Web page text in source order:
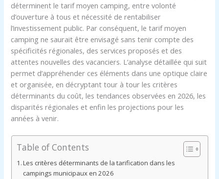
déterminent le tarif moyen camping, entre volonté
d’ouverture à tous et nécessité de rentabiliser
l’investissement public. Par conséquent, le tarif moyen
camping ne saurait être envisagé sans tenir compte des
spécificités régionales, des services proposés et des
attentes nouvelles des vacanciers. L’analyse détaillée qui suit
permet d’appréhender ces éléments dans une optique claire
et organisée, en décryptant tour à tour les critères
déterminants du coût, les tendances observées en 2026, les
disparités régionales et enfin les projections pour les
années à venir.
Table of Contents
Les critères déterminants de la tarification dans les
campings municipaux en 2026